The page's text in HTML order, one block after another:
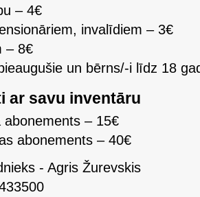
– 4€
invalīdiem – 3€
– 8€
un bērns/-i līdz 18
ar savu inventāru
abonements – 15€
abonements – 40€
- Agris Žurevskis